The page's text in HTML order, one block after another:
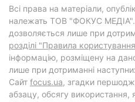
Всі права на матеріали,
належать ТОВ "ФОКУС МЕДІА".
дозволяється лише при
розділі "Правила
інформацію, розміщену на
лише при дотриманні
Cайт focus.ua, згадки
абзацу, обсягу